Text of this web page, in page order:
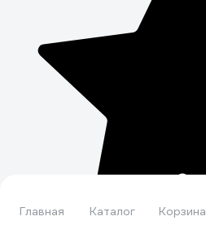
Главная Каталог Корзина